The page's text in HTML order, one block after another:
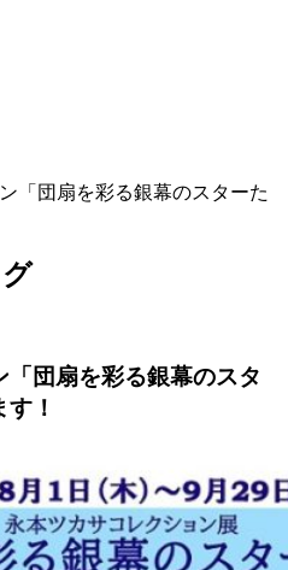
「団扇を彩る銀幕のスターた
団扇を彩る銀幕のスタ
！